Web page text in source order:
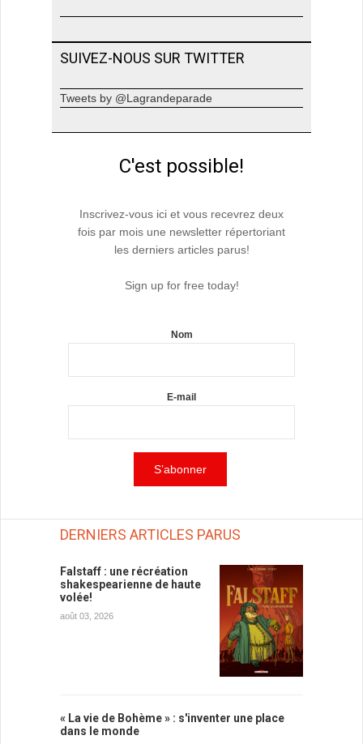
SUIVEZ-NOUS SUR TWITTER
Tweets by @Lagrandeparade
C'est possible!
Inscrivez-vous ici et vous recevrez deux
fois par mois une newsletter répertoriant
les derniers articles parus!
Sign up for free today!
Nom
E-mail
DERNIERS ARTICLES PARUS
Falstaff : une récréation
shakespearienne de haute
volée!
août 03, 2026
« La vie de Bohème » : s'inventer une place
dans le monde